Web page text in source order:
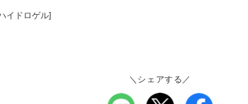
イドロゲル]
＼シェアする／